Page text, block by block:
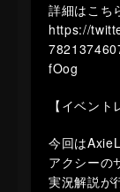
詳細はこち
https://
fOog
【イベント
今回は
アクシーの
実況解説が